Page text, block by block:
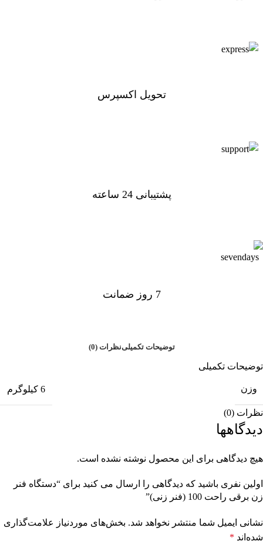
تحویل اکسپرس
پشتیبانی 24 ساعته
7 روز ضمانت
توضیحات تکمیلینظرات (0)
توضیحات تکمیلی
وزن 6 کیلوگرم
نظرات (0)
دیدگاهها
هیچ دیدگاهی برای این محصول نوشته نشده است.
اولین نفری باشید که دیدگاهی را ارسال می کنید برای “دستگاه فنر
زن برقی راحت 100 (فنر زنی)”
نشانی ایمیل شما منتشر نخواهد شد. بخش‌های موردنیاز علامت‌گذاری
شده‌اند *